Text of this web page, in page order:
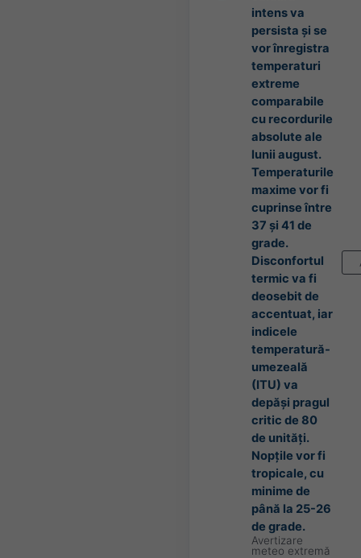
intens va
persista și se
vor înregistra
temperaturi
extreme
comparabile
cu recordurile
absolute ale
lunii august.
Temperaturile
maxime vor fi
cuprinse între
37 și 41 de
grade.
Disconfortul
termic va fi
deosebit de
accentuat, iar
indicele
temperatură-
umezeală
(ITU) va
depăși pragul
critic de 80
de unități.
Nopțile vor fi
tropicale, cu
minime de
până la 25-26
de grade.
Avertizare
meteo extremă